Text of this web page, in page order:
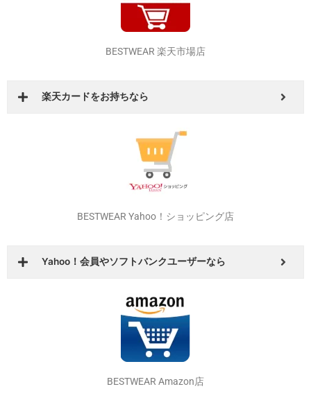
BESTWEAR 楽天市場店
楽天カードをお持ちなら
BESTWEAR Yahoo！ショッピング店
Yahoo！会員やソフトバンクユーザーなら
BESTWEAR Amazon店